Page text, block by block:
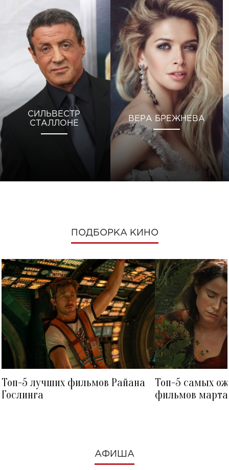
СИЛЬВЕСТР
СТАЛЛОНЕ
ВЕРА БРЕЖНЕВА
ПОДБОРКА КИНО
Топ-5 лучших фильмов Райана
Гослинга
Топ-5 самых
фильмов
АФИША